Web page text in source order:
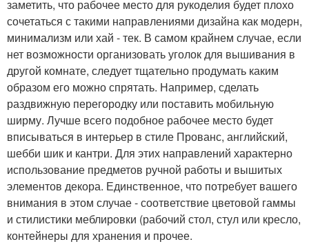
заметить, что рабочее место для рукоделия будет плохо
сочетаться с такими направлениями дизайна как модерн,
минимализм или хай - тек. В самом крайнем случае, если
нет возможности организовать уголок для вышивания в
другой комнате, следует тщательно продумать каким
образом его можно спрятать. Например, сделать
раздвижную перегородку или поставить мобильную
ширму. Лучше всего подобное рабочее место будет
вписываться в интерьер в стиле Прованс, английский,
шебби шик и кантри. Для этих направлений характерно
использование предметов ручной работы и вышитых
элементов декора. Единственное, что потребует вашего
внимания в этом случае - соответствие цветовой гаммы
и стилистики меблировки (рабочий стол, стул или кресло,
контейнеры для хранения и прочее.